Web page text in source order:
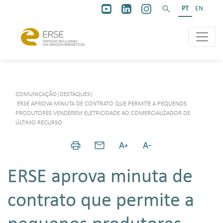
PT EN
COMUNICAÇÃO DESTAQUES
ERSE APROVA MINUTA DE CONTRATO QUE PERMITE A PEQUENOS
PRODUTORES VENDEREM ELETRICIDADE AO COMERCIALIZADOR DE
ÚLTIMO RECURSO
ERSE aprova minuta de
contrato que permite a